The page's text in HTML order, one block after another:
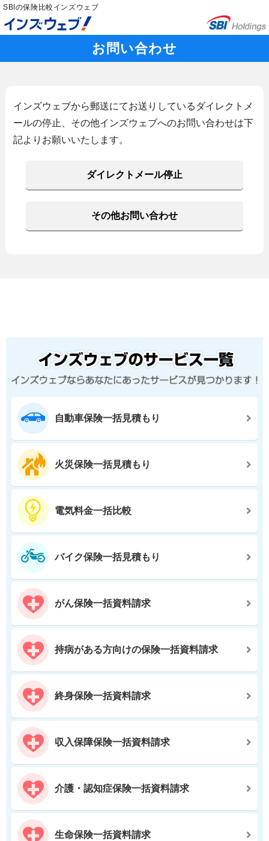
SBIの保険比較インズウェブ
お問い合わせ
インズウェブから郵送にてお送りしているダイレクトメ
ールの停止、その他インズウェブへのお問い合わせは下
記よりお願いいたします。
ダイレクトメール停止
その他お問い合わせ
自動車保険一括見積もり
火災保険一括見積もり
電気料金一括比較
バイク保険一括見積もり
がん保険一括資料請求
持病がある方向けの保険一括資料請求
終身保険一括資料請求
収入保障保険一括資料請求
介護・認知症保険一括資料請求
生命保険一括資料請求